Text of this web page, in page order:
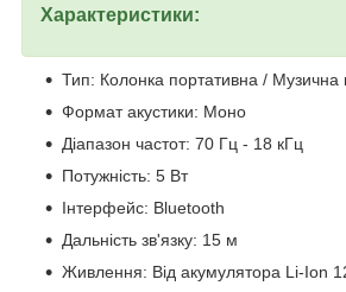
Характеристики:
Тип: Колонка портативна / Музична
Формат акустики: Моно
Діапазон частот: 70 Гц - 18 кГц
Потужність: 5 Вт
Інтерфейс: Bluetooth
Дальність зв'язку: 15 м
Живлення: Від акумулятора Li-Ion